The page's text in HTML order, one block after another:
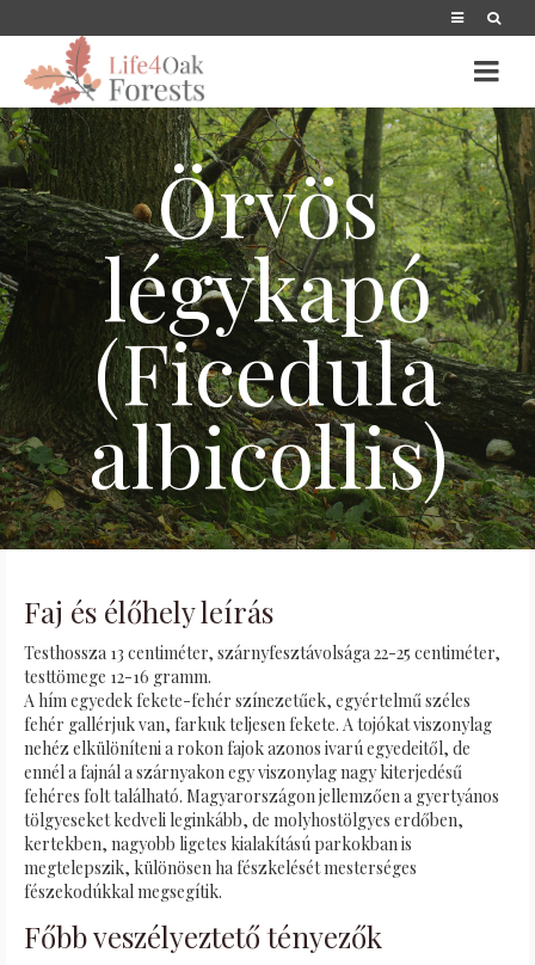
Örvös
légykapó
(Ficedula
albicollis)
Faj és élőhely leírás
Testhossza 13 centiméter, szárnyfesztávolsága 22-25 centiméter,
testtömege 12-16 gramm.
A hím egyedek fekete-fehér színezetűek, egyértelmű széles
fehér gallérjuk van, farkuk teljesen fekete. A tojókat viszonylag
nehéz elkülöníteni a rokon fajok azonos ivarú egyedeitől, de
ennél a fajnál a szárnyakon egy viszonylag nagy kiterjedésű
fehéres folt található. Magyarországon jellemzően a gyertyános
tölgyeseket kedveli leginkább, de molyhostölgyes erdőben,
kertekben, nagyobb ligetes kialakítású parkokban is
megtelepszik, különösen ha fészkelését mesterséges
fészekodúkkal megsegítik.
Főbb veszélyeztető tényezők